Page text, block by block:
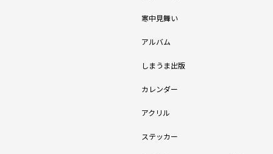
寒中見舞い
アルバム
しまうま出版
カレンダー
アクリル
ステッカー